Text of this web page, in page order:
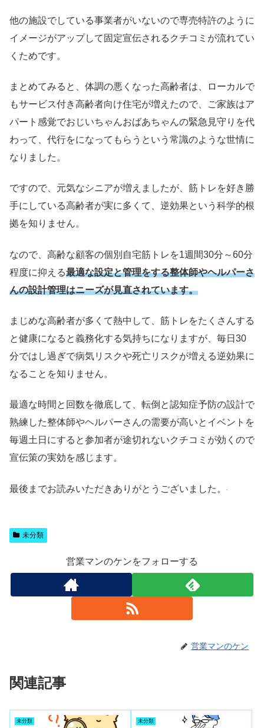
他の施設でしている事業者がいないので専売特許のように
イメージがアップして固定宣伝されるクチコミが流れてい
くためです。
まとめてみると、体調の悪くなった高齢者は、ローカルで
もサービス付き高齢者向け住宅が増えたので、ご家族はア
パート感覚でおじいちゃんおばあちゃんの緊急見守りを代
わって、代行をになってもらうという常識のような世情に
なりました。
ですので、元気なシニアが増えましたが、筋トレを好き勝
手にしている高齢者が実に多くて、逆効果という科学的根
拠を知りません。
なので、高齢な顧客の個別自宅筋トレを1週間30分～60分
程度に抑える最適な設定と管理をする整体師やヘルパーさ
んの設計管理はニーズが見直されています。
まじめな高齢者が多くて熱中して、筋トレをたくさんする
と健康になると義務化する気持ちになりますが、毎日30
分ではし過ぎで病気リスクや死亡リスクが増える逆効果に
なることを知りません。
最適な時間と回数を徹底して、転倒と認知症予防の設計で
熟練した整体師やヘルパーさんの需要が高いとイベントを
毎週土日にすると参加者が途切れないクチコミが効くので
宣伝策の実効を感じます。
最後までお読みいただきありがとうございました。
未分類
営業マンのケンをフォローする
営業マンのケン
関連記事
未分類 未分類